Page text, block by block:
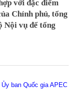
với đặc điểm
Chính phủ, tổng
Nội vụ để tổng
ban Quốc gia APEC